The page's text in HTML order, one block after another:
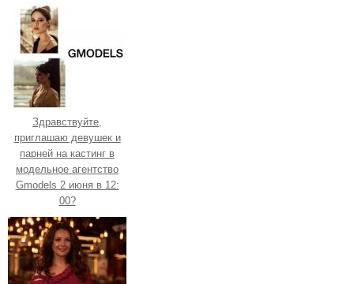
Здравствуйте,
приглашаю девушек и
парней на кастинг в
модельное агентство
Gmodels 2 июня в 12:
00?